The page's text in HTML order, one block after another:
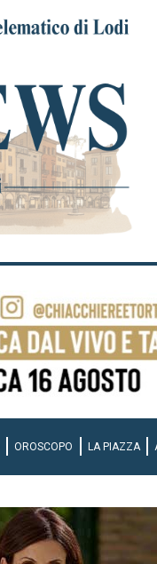
OROSCOPO LA PIAZZA